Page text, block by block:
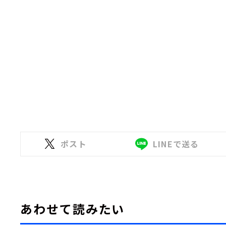
ポスト LINEで送る
あわせて読みたい